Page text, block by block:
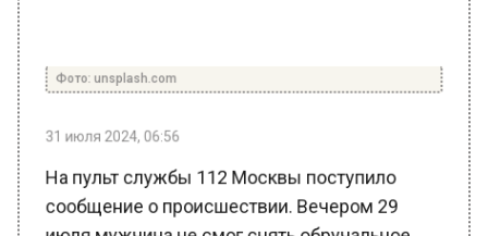
сообщение о происшествии. Вечером 29
июля мужчина не смог снять обручальное